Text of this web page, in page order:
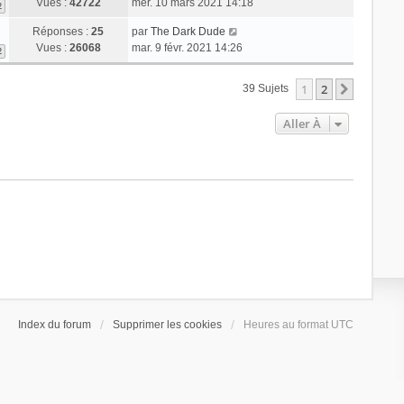
Vues : 42722 mer. 10 mars 2021 14:18
Réponses :25
Vues : 26068
par The Dark Dude
mar. 9 févr. 2021 14:26
39 Sujets 1 2
Aller À
Index du forum Supprimer les cookies Heures au format UTC